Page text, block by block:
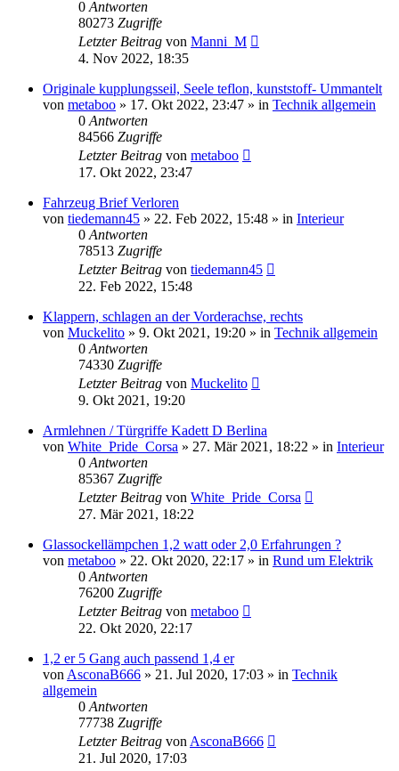
0 Antworten
80273 Zugriffe
Letzter Beitrag von Manni_M
4. Nov 2022, 18:35
Originale kupplungsseil, Seele teflon, kunststoff- Ummantelt
von metaboo » 17. Okt 2022, 23:47 » in Technik allgemein
0 Antworten
84566 Zugriffe
Letzter Beitrag von metaboo
17. Okt 2022, 23:47
Fahrzeug Brief Verloren
von tiedemann45 » 22. Feb 2022, 15:48 » in Interieur
0 Antworten
78513 Zugriffe
Letzter Beitrag von tiedemann45
22. Feb 2022, 15:48
Klappern, schlagen an der Vorderachse, rechts
von Muckelito » 9. Okt 2021, 19:20 » in Technik allgemein
0 Antworten
74330 Zugriffe
Letzter Beitrag von Muckelito
9. Okt 2021, 19:20
Armlehnen / Türgriffe Kadett D Berlina
von White_Pride_Corsa » 27. Mär 2021, 18:22 » in Interieur
0 Antworten
85367 Zugriffe
Letzter Beitrag von White_Pride_Corsa
27. Mär 2021, 18:22
Glassockellämpchen 1,2 watt oder 2,0 Erfahrungen ?
von metaboo » 22. Okt 2020, 22:17 » in Rund um Elektrik
0 Antworten
76200 Zugriffe
Letzter Beitrag von metaboo
22. Okt 2020, 22:17
1,2 er 5 Gang auch passend 1,4 er
von AsconaB666 » 21. Jul 2020, 17:03 » in Technik
allgemein
0 Antworten
77738 Zugriffe
Letzter Beitrag von AsconaB666
21. Jul 2020, 17:03